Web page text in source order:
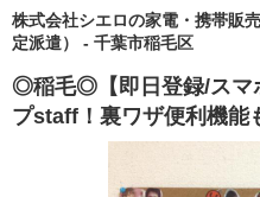
株式会社シエロの家電・携帯販
定派遣） - 千葉市稲毛区
◎稲毛◎【即日登録/スマ
プstaff！裏ワザ便利機能